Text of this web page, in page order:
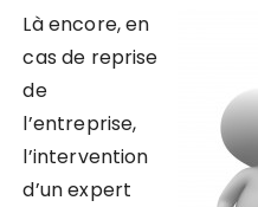
Là encore, en
cas de reprise
de
l’entreprise,
l’intervention
d’un expert